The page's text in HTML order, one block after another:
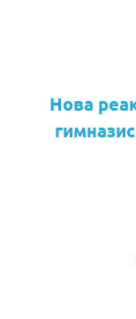
Нова